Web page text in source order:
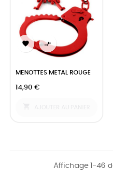
 
MENOTTES METAL ROUGE
14,90 €
Affichage 1-46